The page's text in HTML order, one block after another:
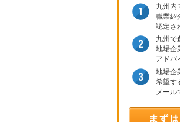
九州内
職業紹
認定さ
九州で
地場企
アドバ
地場企
希望す
メール